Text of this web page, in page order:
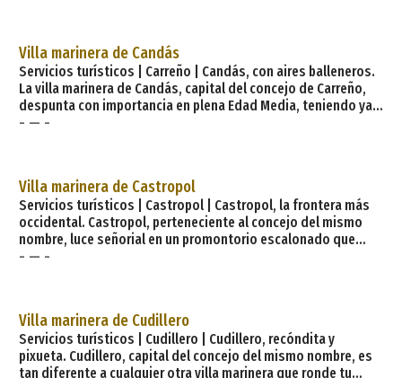
por montañas en el municipio d
Villa marinera de Candás
Servicios turísticos | Carreño | Candás, con aires balleneros.
La villa marinera de Candás, capital del concejo de Carreño,
despunta con importancia en plena Edad Media, teniendo ya
entonces mucha vida marina y comercial. Candás ha sabido
se viste con una indumentaria marinera ún
- — -
Villa marinera de Castropol
Servicios turísticos | Castropol | Castropol, la frontera más
occidental. Castropol, perteneciente al concejo del mismo
nombre, luce señorial en un promontorio escalonado que
desemboca en la majestuosa ría del Eo, frontera natural entre
Corpus— son una muestra de un
- — -
Villa marinera de Cudillero
Servicios turísticos | Cudillero | Cudillero, recóndita y
pixueta. Cudillero, capital del concejo del mismo nombre, es
tan diferente a cualquier otra villa marinera que ronde tu